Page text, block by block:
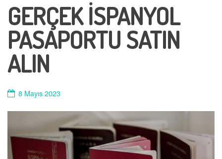
GERÇEK İSPANYOL
PASAPORTU SATIN
ALIN
8 Mayıs 2023